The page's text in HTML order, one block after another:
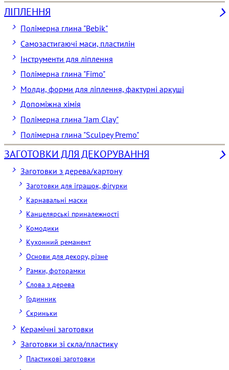
ЛІПЛЕННЯ
Полімерна глина "Bebik"
Самозастигаючі маси, пластилін
Інструменти для ліплення
Полімерна глина "Fimo"
Молди, форми для ліплення, фактурні аркуші
Допоміжна хімія
Полімерна глина "Jam Clay"
Полімерна глина "Sculpey Premo"
ЗАГОТОВКИ ДЛЯ ДЕКОРУВАННЯ
Заготовки з дерева/картону
Заготовки для іграшок, фігурки
Карнавальні маски
Канцелярські приналежності
Комодики
Кухонний реманент
Основи для декору, різне
Рамки, фоторамки
Слова з дерева
Годинник
Скриньки
Керамічні заготовки
Заготовки зі скла/пластику
Пластикові заготовки